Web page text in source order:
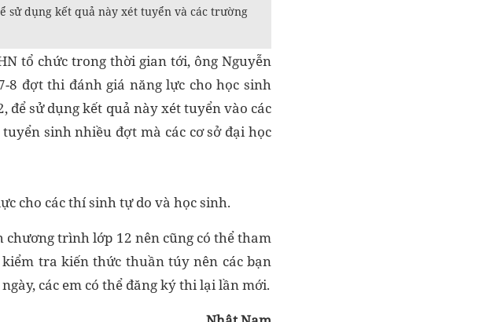
sử dụng kết quả này xét tuyển và các trường
tổ chức trong thời gian tới, ông Nguyễn
8 đợt thi đánh giá năng lực cho học sinh
để sử dụng kết quả này xét tuyển vào các
sinh nhiều đợt mà các cơ sở đại học
cho các thí sinh tự do và học sinh.
chương trình lớp 12 nên cũng có thể tham
tra kiến thức thuần túy nên các bạn
các em có thể đăng ký thi lại lần mới.